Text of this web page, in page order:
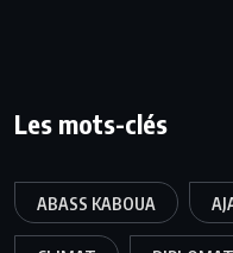
Les mots-clés
ABASS KABOUA